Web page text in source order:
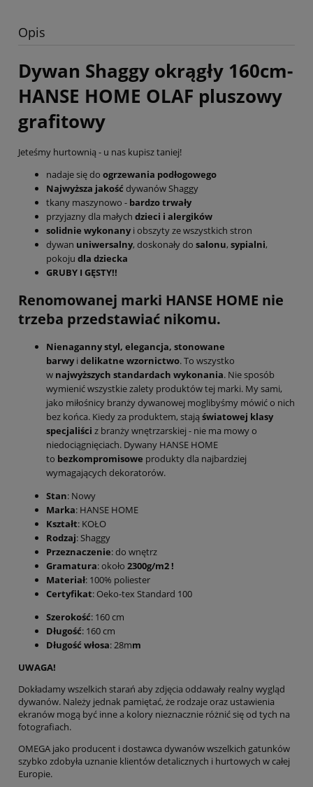
Opis
Dywan Shaggy okrągły 160cm-
HANSE HOME OLAF pluszowy
grafitowy
Jeteśmy hurtownią - u nas kupisz taniej!
nadaje się do ogrzewania podłogowego
Najwyższa jakość dywanów Shaggy
tkany maszynowo - bardzo trwały
przyjazny dla małych dzieci i alergików
solidnie wykonanyi obszyty ze wszystkich stron
dywan uniwersalny, doskonały do salonu, sypialni,
pokoju dla dziecka
GRUBY I GĘSTY!!
Renomowanej marki HANSE HOME nie
trzeba przedstawiać nikomu.
Nienaganny styl, elegancja, stonowane
barwyi delikatne wzornictwo. To wszystko
w najwyższych standardach wykonania. Nie sposób
wymienić wszystkie zalety produktów tej marki. My sami,
jako miłośnicy branży dywanowej moglibyśmy mówić o nich
bez końca. Kiedy za produktem, stają światowej klasy
specjaliści z branży wnętrzarskiej - nie ma mowy o
niedociągnięciach. Dywany HANSE HOME
to bezkompromisowe produkty dla najbardziej
wymagających dekoratorów.
Stan: Nowy
Marka: HANSE HOME
Kształt: KOŁO
Rodzaj: Shaggy
Przeznaczenie: do wnętrz
Gramatura: około 2300g/m2 !
Materiał: 100% poliester
Certyfikat: Oeko-tex Standard 100
Szerokość: 160 cm
Długość: 160 cm
Długość włosa: 28mm
UWAGA!
Dokładamy wszelkich starań aby zdjęcia oddawały realny wygląd
dywanów. Należy jednak pamiętać, że rodzaje oraz ustawienia
ekranów mogą być inne a kolory nieznacznie różnić się od tych na
fotografiach.
OMEGA jako producent i dostawca dywanów wszelkich gatunków
szybko zdobyła uznanie klientów detalicznych i hurtowych w całej
Europie.